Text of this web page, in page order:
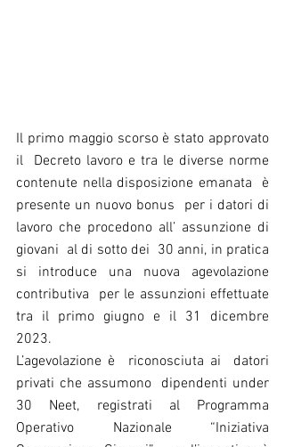
Il primo maggio scorso è stato approvato
il  Decreto lavoro e tra le diverse norme
contenute nella disposizione emanata  è
presente un nuovo bonus  per i datori di
lavoro che procedono all’ assunzione di
giovani  al di sotto dei  30 anni, in pratica
si introduce una nuova agevolazione
contributiva  per le assunzioni effettuate
tra il primo giugno e il 31 dicembre
2023.
L’agevolazione è  riconosciuta ai  datori
privati che assumono  dipendenti under
30 Neet, registrati al Programma
Operativo Nazionale “Iniziativa